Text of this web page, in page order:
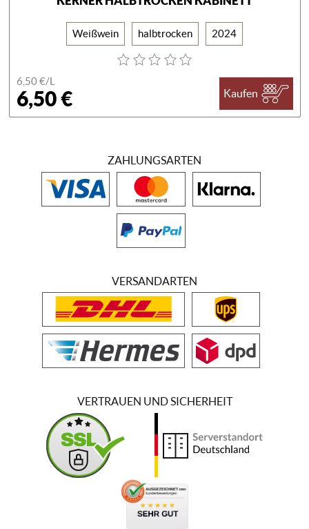
Weißwein halbtrocken 2024
6,50 €/L
6,50 € Kaufen
ZAHLUNGSARTEN
VERSANDARTEN
VERTRAUEN UND SICHERHEIT